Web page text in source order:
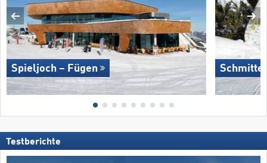
Spieljoch – Fügen
Testberichte